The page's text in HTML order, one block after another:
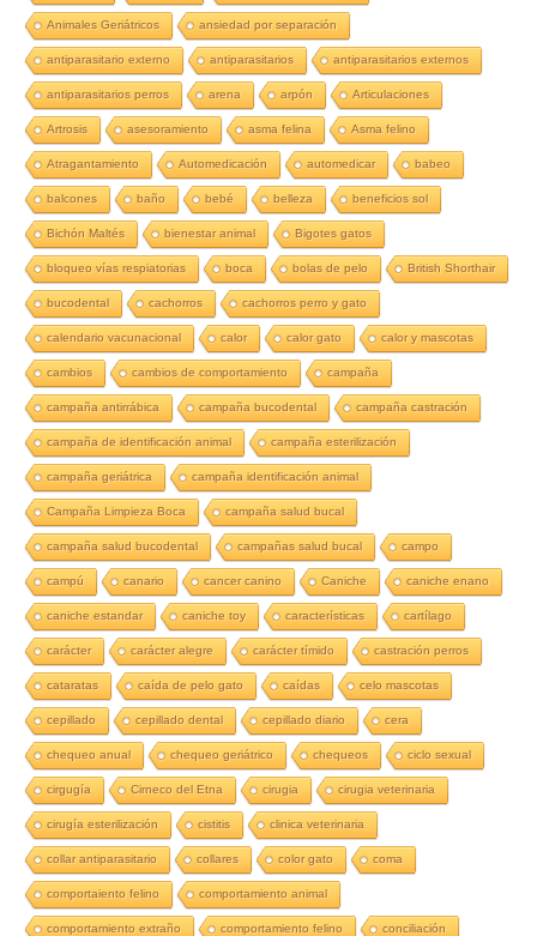
Animales Geriátricos ansiedad por separación
antiparasitario externo antiparasitarios antiparasitarios externos
antiparasitarios perros arena arpón Articulaciones
Artrosis asesoramiento asma felina Asma felino
Atragantamiento Automedicación automedicar babeo
balcones baño bebé belleza beneficios sol
Bichón Maltés bienestar animal Bigotes gatos
bloqueo vías respiatorias boca bolas de pelo British Shorthair
bucodental cachorros cachorros perro y gato
calendario vacunacional calor calor gato calor y mascotas
cambios cambios de comportamiento campaña
campaña antirrábica campaña bucodental campaña castración
campaña de identificación animal campaña esterilización
campaña geriátrica campaña identificación animal
Campaña Limpieza Boca campaña salud bucal
campaña salud bucodental campañas salud bucal campo
campú canario cancer canino Caniche caniche enano
caniche estandar caniche toy características cartílago
carácter carácter alegre carácter tímido castración perros
cataratas caída de pelo gato caídas celo mascotas
cepillado cepillado dental cepillado diario cera
chequeo anual chequeo geriátrico chequeos ciclo sexual
cirgugía Cirneco del Etna cirugia cirugia veterinaria
cirugía esterilización cistitis clinica veterinaria
collar antiparasitario collares color gato coma
comportaiento felino comportamiento animal
comportamiento extraño comportamiento felino conciliación